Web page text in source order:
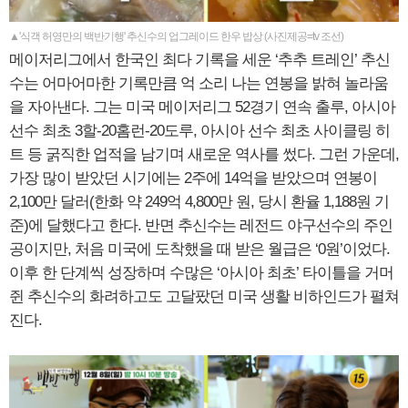
▲'식객 허영만의 백반기행' 추신수의 업그레이드 한우 밥상 (사진제공=tv 조선)
메이저리그에서 한국인 최다 기록을 세운 ‘추추 트레인’ 추신
수는 어마어마한 기록만큼 억 소리 나는 연봉을 밝혀 놀라움
을 자아낸다. 그는 미국 메이저리그 52경기 연속 출루, 아시아
선수 최초 3할-20홈런-20도루, 아시아 선수 최초 사이클링 히
트 등 굵직한 업적을 남기며 새로운 역사를 썼다. 그런 가운데,
가장 많이 받았던 시기에는 2주에 14억을 받았으며 연봉이
2,100만 달러(한화 약 249억 4,800만 원, 당시 환율 1,188원 기
준)에 달했다고 한다. 반면 추신수는 레전드 야구선수의 주인
공이지만, 처음 미국에 도착했을 때 받은 월급은 ‘0원’이었다.
이후 한 단계씩 성장하며 수많은 ‘아시아 최초’ 타이틀을 거머
쥔 추신수의 화려하고도 고달팠던 미국 생활 비하인드가 펼쳐
진다.